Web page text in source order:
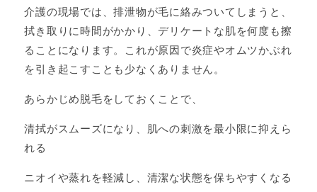
介護の現場では、排泄物が毛に絡みついてしまうと、
拭き取りに時間がかかり、デリケートな肌を何度も擦
ることになります。これが原因で炎症やオムツかぶれ
を引き起こすことも少なくありません。
あらかじめ脱毛をしておくことで、
清拭がスムーズになり、肌への刺激を最小限に抑えら
れる
ニオイや蒸れを軽減し、清潔な状態を保ちやすくなる